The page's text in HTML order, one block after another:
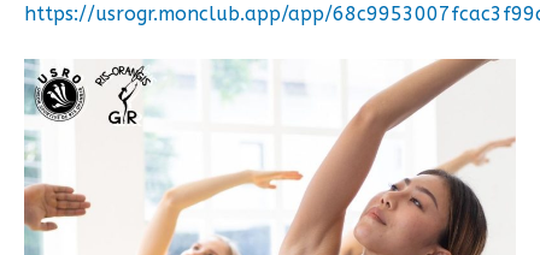
https://usrogr.monclub.app/app/